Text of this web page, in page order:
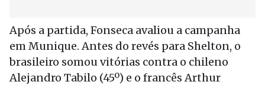
Após a partida, Fonseca avaliou a campanha
em Munique. Antes do revés para Shelton, o
brasileiro somou vitórias contra o chileno
Alejandro Tabilo (45º) e o francês Arthur